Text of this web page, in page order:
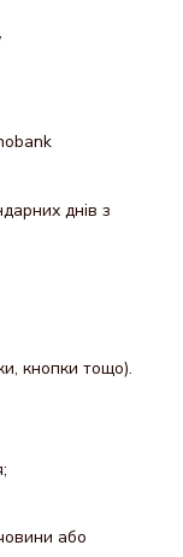
днів з
кнопки тощо).
або